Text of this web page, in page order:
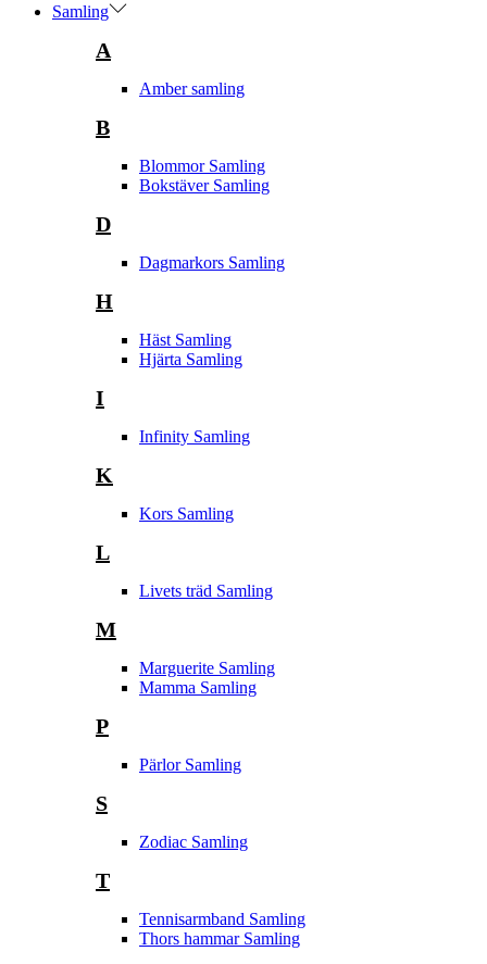
Samling
A
Amber samling
B
Blommor Samling
Bokstäver Samling
D
Dagmarkors Samling
H
Häst Samling
Hjärta Samling
I
Infinity Samling
K
Kors Samling
L
Livets träd Samling
M
Marguerite Samling
Mamma Samling
P
Pärlor Samling
S
Zodiac Samling
T
Tennisarmband Samling
Thors hammar Samling